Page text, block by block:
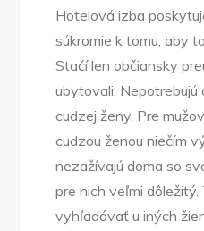
Hotelová izba
súkromie k tomu, aby
Stačí len občiansky
ubytovali. Nepotrebujú
cudzej ženy. Pre
cudzou ženou niečím
nezažívajú doma so
pre nich veľmi dôležitý.
vyhľadávať u iných